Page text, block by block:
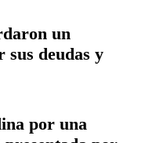
un
sus deudas y
por una